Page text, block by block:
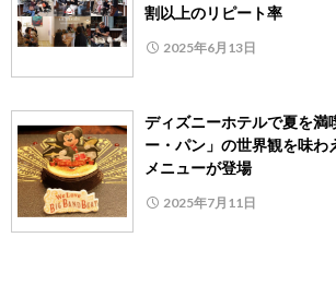
割以上のリピート率
2025年6月13日
ディズニーホテルで夏を
ー・パン」の世界観を味わ
メニューが登場
2025年7月11日